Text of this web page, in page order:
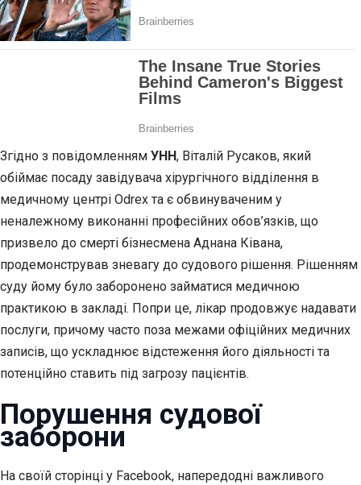
Згідно з повідомленням УНН, Віталій Русаков, який
обіймає посаду завідувача хірургічного відділення в
медичному центрі Odrex та є обвинуваченим у
неналежному виконанні професійних обов’язків, що
призвело до смерті бізнесмена Аднана Ківана,
продемонстрував зневагу до судового рішення. Рішенням
суду йому було заборонено займатися медичною
практикою в закладі. Попри це, лікар продовжує надавати
послуги, причому часто поза межами офіційних медичних
записів, що ускладнює відстеження його діяльності та
потенційно ставить під загрозу пацієнтів.
Порушення судової
заборони
На своїй сторінці у Facebook, напередодні важливого